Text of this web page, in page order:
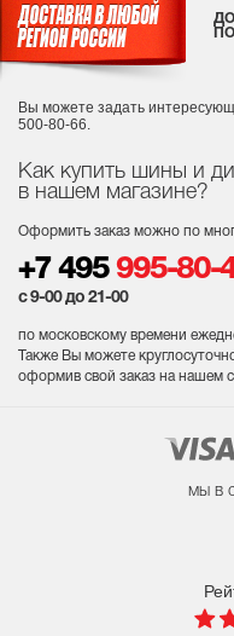
Как купить шины и
в нашем магазине?
Оформить заказ можно по
+7 495 995-80-
с 9-00 до 21-00
по московскому времени
Также Вы можете
оформив свой заказ на нашем
Вы можете задать
500-80-66.
мы в